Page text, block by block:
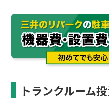
トランクルーム